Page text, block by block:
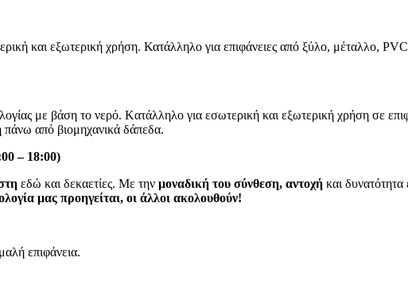
και εξωτερική χρήση. Κατάλληλο για επιφάνειες από ξύλο, μέταλλο,
με βάση το νερό. Kατάλληλο για εσωτερική και εξωτερική χρήση σε
πάνω από βιομηχανικά δάπεδα.
– 18:00)
εδώ και δεκαετίες. Με την μοναδική του σύνθεση, αντοχή και
μας προηγείται, οι άλλοι ακολουθούν!
επιφάνεια.